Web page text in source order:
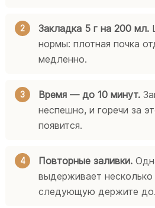
Закладка 5 г на 200 мл.
нормы: плотная почка
медленно.
Время — до 10 минут.
неспешно, и горечи за
появится.
Повторные заливки.
выдерживает
следующую держите